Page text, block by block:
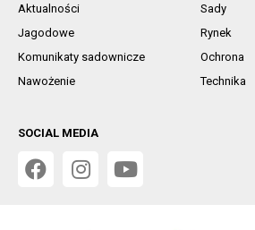
Aktualności
Sady
Jagodowe
Rynek
Komunikaty sadownicze
Ochrona
Nawożenie
Technika
SOCIAL MEDIA